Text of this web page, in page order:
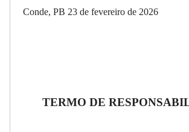
Conde, PB 23 de fevereiro de 2026
TERMO DE